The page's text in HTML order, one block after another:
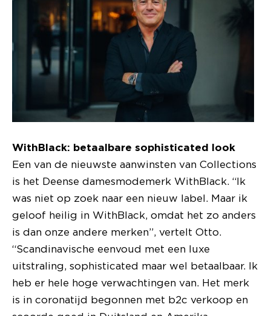
WithBlack: betaalbare sophisticated look
Een van de nieuwste aanwinsten van Collections
is het Deense damesmodemerk WithBlack. “Ik
was niet op zoek naar een nieuw label. Maar ik
geloof heilig in WithBlack, omdat het zo anders
is dan onze andere merken”, vertelt Otto.
“Scandinavische eenvoud met een luxe
uitstraling, sophisticated maar wel betaalbaar. Ik
heb er hele hoge verwachtingen van. Het merk
is in coronatijd begonnen met b2c verkoop en